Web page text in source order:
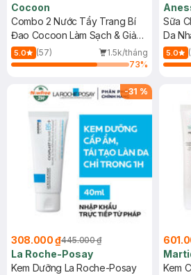
Cocoon
Combo 2 Nước Tẩy Trang Bí
Đao Cocoon Làm Sạch & Giảm
Dầu 500ml
5.0 (57)
1.5k/tháng
73%
Sữa
Da
(Mới)
5.0
-31 %
308.000 ₫445.000 ₫
La Roche-Posay
Kem Dưỡng La Roche-Posay
Kem